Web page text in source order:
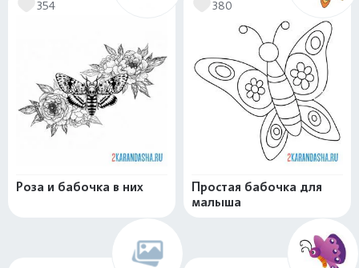
354
Роза и бабочка в них
380
Простая бабочка для
малыша